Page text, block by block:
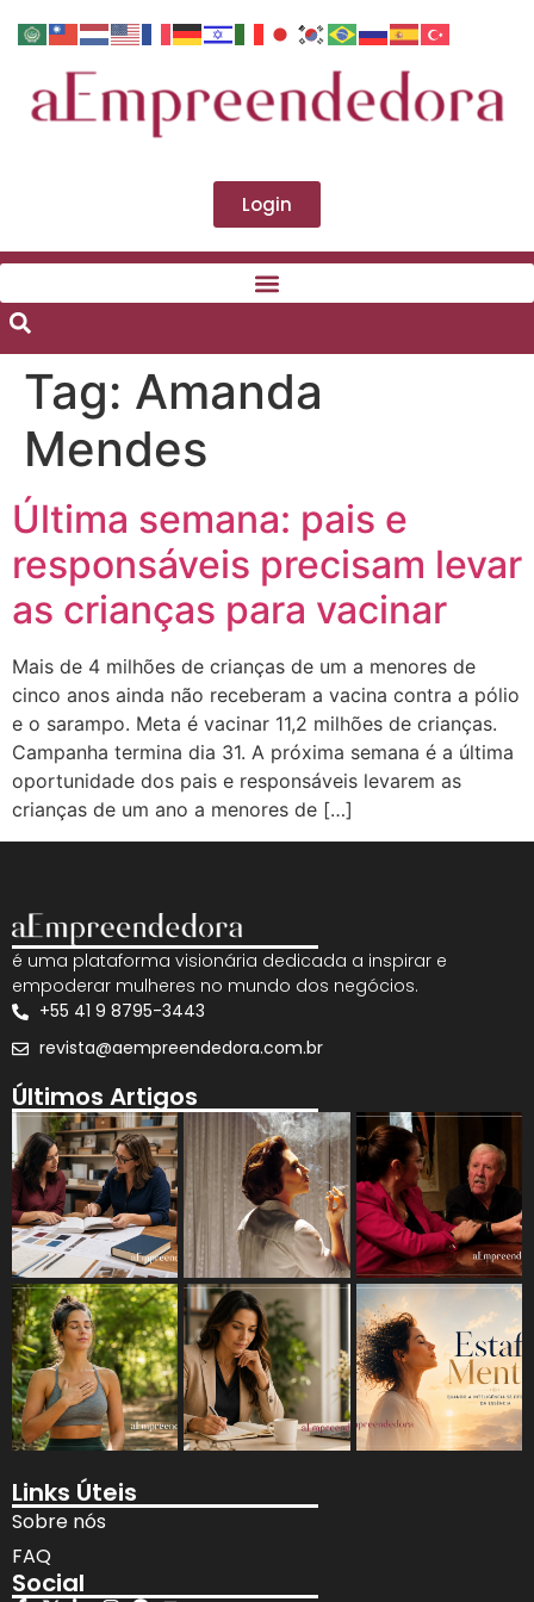
Login
Tag: Amanda
Mendes
Última semana: pais e
responsáveis precisam levar
as crianças para vacinar
Mais de 4 milhões de crianças de um a menores de
cinco anos ainda não receberam a vacina contra a pólio
e o sarampo. Meta é vacinar 11,2 milhões de crianças.
Campanha termina dia 31. A próxima semana é a última
oportunidade dos pais e responsáveis levarem as
crianças de um ano a menores de […]
é uma plataforma visionária dedicada a inspirar e
empoderar mulheres no mundo dos negócios.
+55 41 9 8795-3443
revista@aempreendedora.com.br
Últimos Artigos
Links Úteis
Sobre nós
FAQ
Social